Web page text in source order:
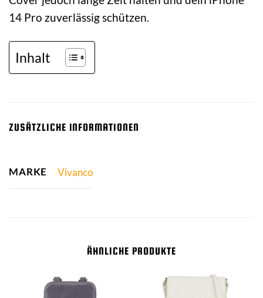
14 Pro zuverlässig schützen.
Inhalt
ZUSÄTZLICHE INFORMATIONEN
MARKE Vivanco
ÄHNLICHE PRODUKTE